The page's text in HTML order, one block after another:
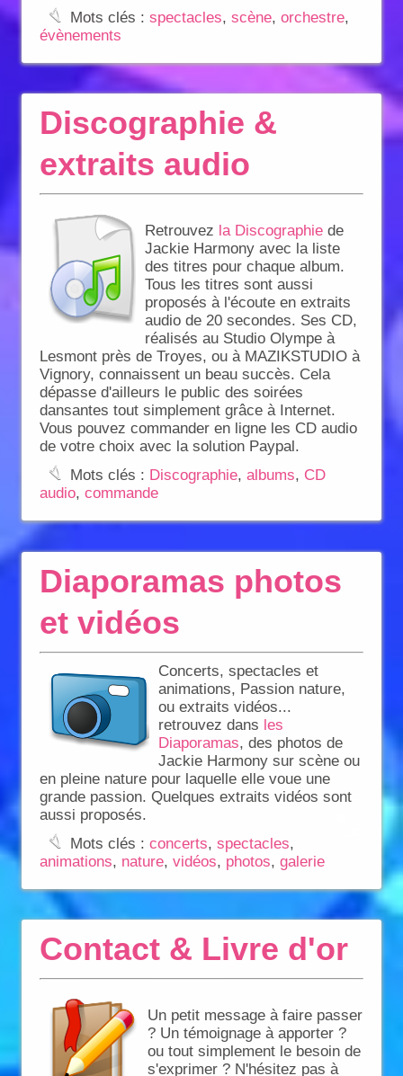
: Mots clés : spectacles, scène, orchestre,
évènements
Discographie &
extraits audio
Retrouvez la Discographie de
Jackie Harmony avec la liste
des titres pour chaque album.
Tous les titres sont aussi
proposés à l'écoute en extraits
audio de 20 secondes. Ses CD,
réalisés au Studio Olympe à
Lesmont près de Troyes, ou à MAZIKSTUDIO à
Vignory, connaissent un beau succès. Cela
dépasse d'ailleurs le public des soirées
dansantes tout simplement grâce à Internet.
Vous pouvez commander en ligne les CD audio
de votre choix avec la solution Paypal.
: Mots clés : Discographie, albums, CD
audio, commande
Diaporamas photos
et vidéos
Concerts, spectacles et
animations, Passion nature,
ou extraits vidéos...
retrouvez dans les
Diaporamas, des photos de
Jackie Harmony sur scène ou
en pleine nature pour laquelle elle voue une
grande passion. Quelques extraits vidéos sont
aussi proposés.
: Mots clés : concerts, spectacles,
animations, nature, vidéos, photos, galerie
Contact & Livre d'or
Un petit message à faire passer
? Un témoignage à apporter ?
ou tout simplement le besoin de
s'exprimer ? N'hésitez pas à